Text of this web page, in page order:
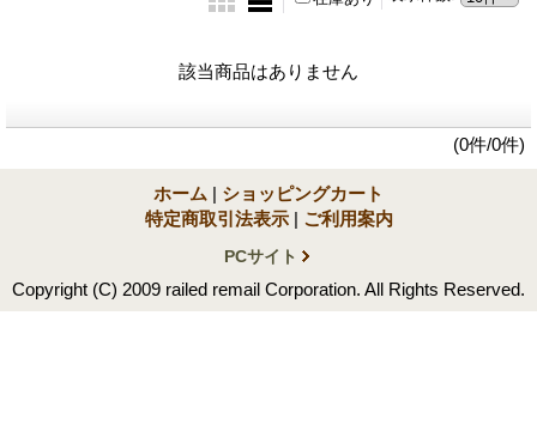
該当商品はありません
(0件/0件)
ホーム | ショッピングカート
特定商取引法表示 | ご利用案内
PCサイト
Copyright (C) 2009 railed remail Corporation. All Rights Reserved.